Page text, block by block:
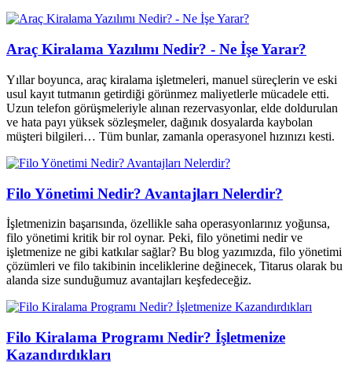
Araç Kiralama Yazılımı Nedir? - Ne İşe Yarar?
Yıllar boyunca, araç kiralama işletmeleri, manuel süreçlerin ve eski
usul kayıt tutmanın getirdiği görünmez maliyetlerle mücadele etti.
Uzun telefon görüşmeleriyle alınan rezervasyonlar, elde doldurulan
ve hata payı yüksek sözleşmeler, dağınık dosyalarda kaybolan
müşteri bilgileri… Tüm bunlar, zamanla operasyonel hızınızı kesti.
Filo Yönetimi Nedir? Avantajları Nelerdir?
İşletmenizin başarısında, özellikle saha operasyonlarınız yoğunsa,
filo yönetimi kritik bir rol oynar. Peki, filo yönetimi nedir ve
işletmenize ne gibi katkılar sağlar? Bu blog yazımızda, filo yönetimi
çözümleri ve filo takibinin inceliklerine değinecek, Titarus olarak bu
alanda size sunduğumuz avantajları keşfedeceğiz.
Filo Kiralama Programı Nedir? İşletmenize
Kazandırdıkları